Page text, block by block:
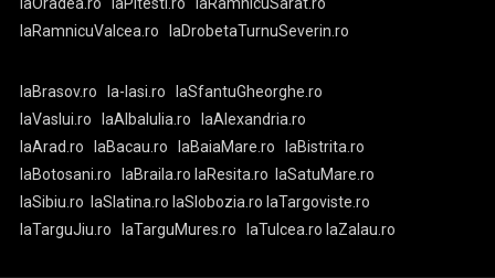
laRamnicuValcea.ro
laDrobetaTurnuSeverin.ro
laBrasov.ro la-Iasi.ro
laSfantuGheorghe.ro
laVaslui.ro
laAlbaIulia.ro
laAlexandria.ro
laArad.ro
laBacau.ro laBaiaMare.ro
laBistrita.ro
laBotosani.ro
laBraila.ro laResita.ro
laSatuMare.ro
laSibiu.ro
laSlatina.ro laSlobozia.ro laTargoviste.ro
laTarguJiu.ro
laTarguMures.ro laTulcea.ro laZalau.ro